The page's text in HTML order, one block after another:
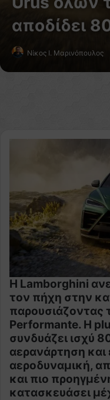
αποδίδει
Nίκος Ι. Mαρινόπουλος
Η Lamborghini
τον πήχη στην
παρουσιάζοντας
Performante. Η
συνδυάζει ισχύ
αερανάρτηση και
αεροδυναμική,
και πιο
κατασκευάσει